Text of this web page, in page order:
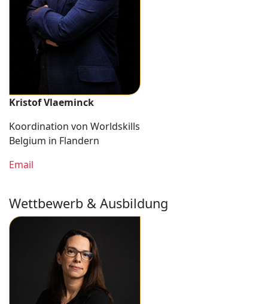
Kristof Vlaeminck
Koordination von Worldskills
Belgium in Flandern
Email
Wettbewerb & Ausbildung